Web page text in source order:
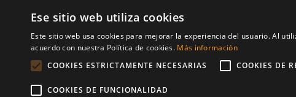
Términos y
Política de
Ese sitio web utiliza cookies
Este sitio web usa cookies para mejorar la experiencia del usuario. Al
acuerdo con nuestra Política de cookies. Más información
COOKIES ESTRICTAMENTE NECESARIAS
COOKIES DE
COOKIES DE FUNCIONALIDAD